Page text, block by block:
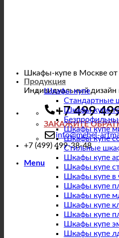
Шкафы-купе в Москве
Индивидуальный
+7 499
ЗАКАЖИТЕ
info@mebel-
+7 (499) 499-38-48
Menu
Продукция
Шкафы купе
Стандартные
Шкафы купе
Шкафы купе
Шкафы купе
Стильные
Шкафы купе
Шкафы купе
Шкафы купе в
Шкафы купе
Шкафы купе
Шкафы купе
Шкафы купе
Шкафы купе
Шкафы купе